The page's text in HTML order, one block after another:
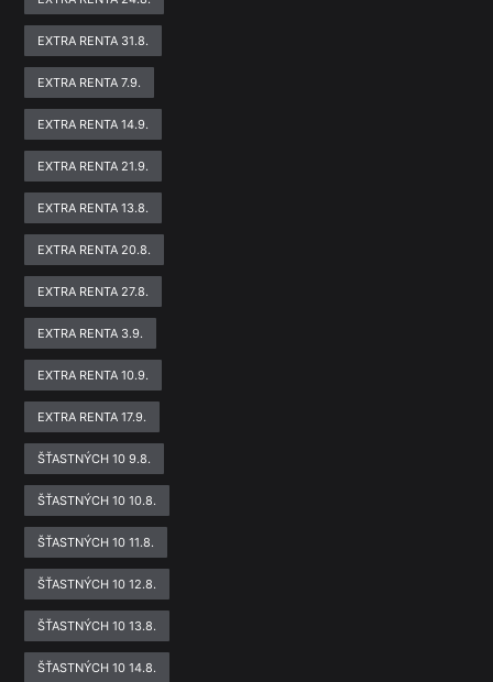
EXTRA RENTA 31.8.
EXTRA RENTA 7.9.
EXTRA RENTA 14.9.
EXTRA RENTA 21.9.
EXTRA RENTA 13.8.
EXTRA RENTA 20.8.
EXTRA RENTA 27.8.
EXTRA RENTA 3.9.
EXTRA RENTA 10.9.
EXTRA RENTA 17.9.
ŠŤASTNÝCH 10 9.8.
ŠŤASTNÝCH 10 10.8.
ŠŤASTNÝCH 10 11.8.
ŠŤASTNÝCH 10 12.8.
ŠŤASTNÝCH 10 13.8.
ŠŤASTNÝCH 10 14.8.